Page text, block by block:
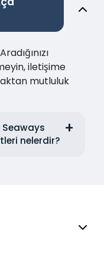
iletişime
mutluluk
nelerdir?